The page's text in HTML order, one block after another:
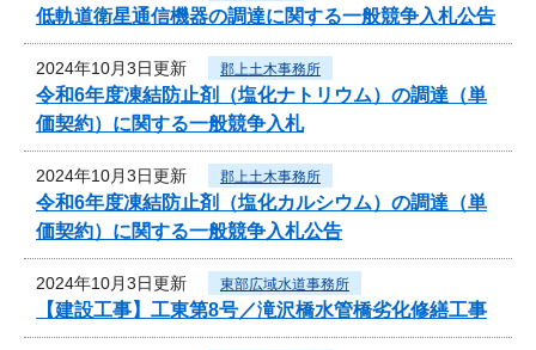
低軌道衛星通信機器の調達に関する一般競争入札公告
2024年10月3日更新 郡上土木事務所
令和6年度凍結防止剤（塩化ナトリウム）の調達（単
価契約）に関する一般競争入札
2024年10月3日更新 郡上土木事務所
令和6年度凍結防止剤（塩化カルシウム）の調達（単
価契約）に関する一般競争入札公告
2024年10月3日更新 東部広域水道事務所
【建設工事】工東第8号／滝沢橋水管橋劣化修繕工事